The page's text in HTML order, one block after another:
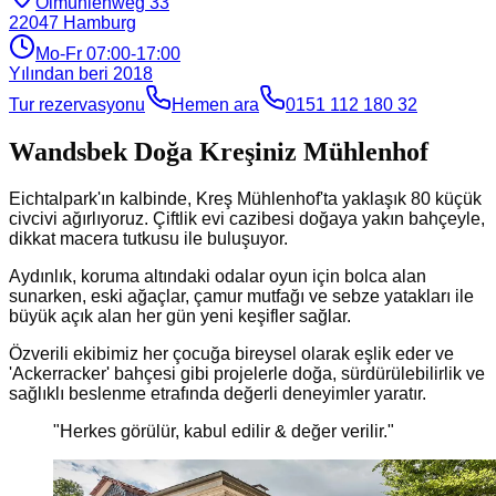
22047 Hamburg
Mo-Fr 07:00-17:00
Yılından beri 2018
Tur rezervasyonu
Hemen ara 0151 112 180 32
Wandsbek Doğa Kreşiniz Mühlenhof
Eichtalpark'ın kalbinde, Kreş Mühlenhof'ta yaklaşık 80 küçük
civcivi ağırlıyoruz. Çiftlik evi cazibesi doğaya yakın bahçeyle,
dikkat macera tutkusu ile buluşuyor.
Aydınlık, koruma altındaki odalar oyun için bolca alan
sunarken, eski ağaçlar, çamur mutfağı ve sebze yatakları ile
büyük açık alan her gün yeni keşifler sağlar.
Özverili ekibimiz her çocuğa bireysel olarak eşlik eder ve
'Ackerracker' bahçesi gibi projelerle doğa, sürdürülebilirlik ve
sağlıklı beslenme etrafında değerli deneyimler yaratır.
"Herkes görülür, kabul edilir & değer verilir."